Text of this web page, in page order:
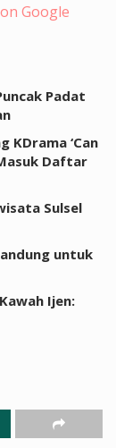
Google
Padat
KDrama ‘Can
Daftar
Sulsel
untuk
Ijen: